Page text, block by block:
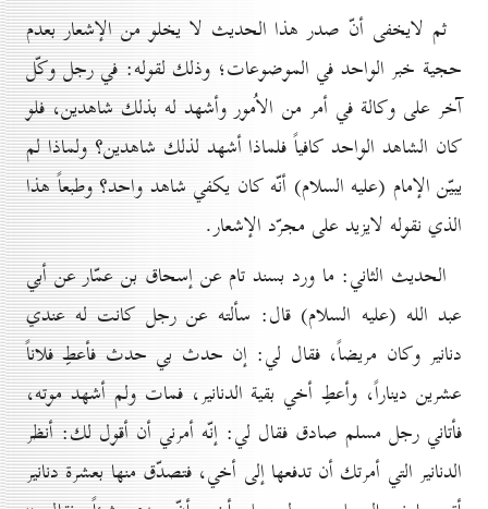
ثم لايخفى أنّ صدر هذا الحديث لا يخلو من الإشعار بعدم
حجية خبر الواحد في الموضوعات؛ وذلك لقوله: في رجل وكّل
آخر على وكالة في أمر من الاُمور وأشهد له بذلك شاهدين، فلو
كان الشاهد الواحد كافياً فلماذا أشهد لذلك شاهدين؟ ولماذا لم
يبيّن الإمام (عليه السلام) أنّه كان يكفي شاهد واحد؟ وطبعاً هذا
الذي نقوله لايزيد على مجرّد الإشعار.
الحديث الثاني: ما ورد بسند تام عن إسحاق بن عمّار عن أبي
عبد الله (عليه السلام) قال: سألته عن رجل كانت له عندي
دنانير وكان مريضاً، فقال لي: إن حدث بي حدث فأعطِ فلاناً
عشرين ديناراً، وأعطِ أخي بقية الدنانير، فمات ولم أشهد موته،
فأتاني رجل مسلم صادق فقال لي: إنّه أمرني أن أقول لك: أنظر
الدنانير التي أمرتك أن تدفعها إلى أخي، فتصدّق منها بعشرة دنانير